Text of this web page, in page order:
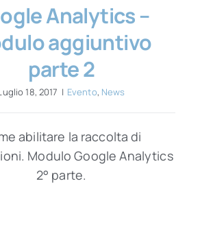
Analytics –
aggiuntivo
parte 2
18, 2017 | Evento, News
abilitare la raccolta di
Modulo Google Analytics
2° parte.